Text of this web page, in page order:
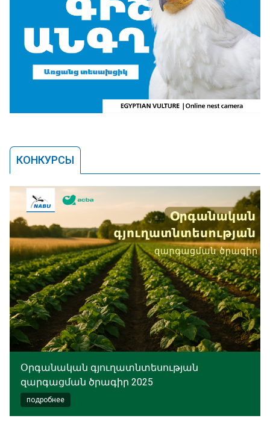
КОНКУРСЫ
Օրգանական գյուղատնտեսության
զարգացման ծրագիր 2025
подробнее